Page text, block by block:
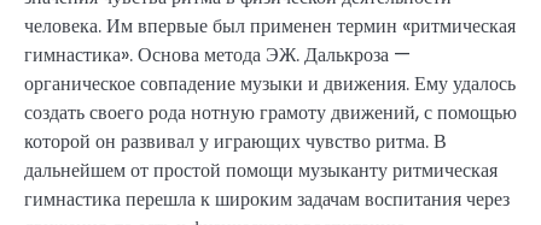
человека. Им впервые был применен термин «ритмическая
гимнастика». Основа метода ЭЖ. Далькроза —
органическое совпадение музыки и движения. Ему удалось
создать своего рода нотную грамоту движений, с помощью
которой он развивал у играющих чувство ритма. В
дальнейшем от простой помощи музыканту ритмическая
гимнастика перешла к широким задачам воспитания через